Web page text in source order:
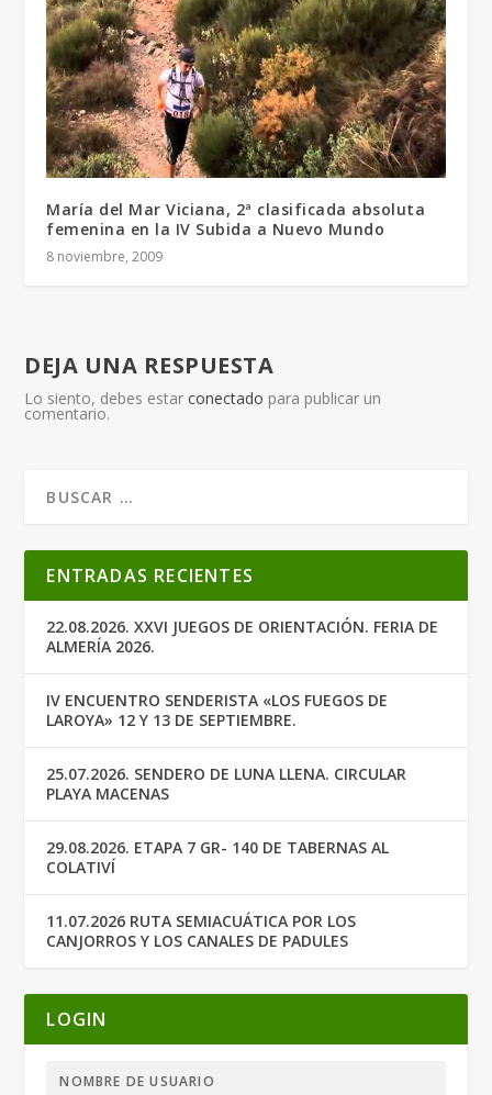
María del Mar Viciana, 2ª clasificada absoluta
femenina en la IV Subida a Nuevo Mundo
8 noviembre, 2009
DEJA UNA RESPUESTA
Lo siento, debes estarconectado para publicar un
comentario.
ENTRADAS RECIENTES
22.08.2026. XXVI JUEGOS DE ORIENTACIÓN. FERIA DE
ALMERÍA 2026.
IV ENCUENTRO SENDERISTA «LOS FUEGOS DE
LAROYA» 12 Y 13 DE SEPTIEMBRE.
25.07.2026. SENDERO DE LUNA LLENA. CIRCULAR
PLAYA MACENAS
29.08.2026. ETAPA 7 GR- 140 DE TABERNAS AL
COLATIVÍ
11.07.2026 RUTA SEMIACUÁTICA POR LOS
CANJORROS Y LOS CANALES DE PADULES
LOGIN